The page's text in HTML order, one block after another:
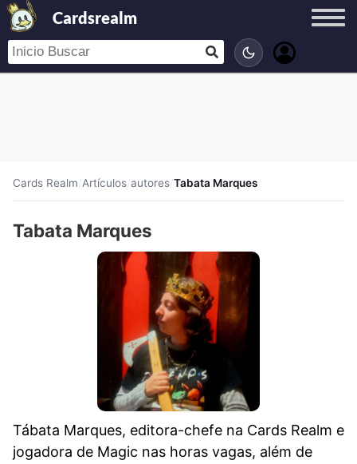
Cardsrealm
Cards Realm/Artículos/autores/Tabata Marques
Tabata Marques
Tábata Marques, editora-chefe na Cards Realm e
jogadora de Magic nas horas vagas, além de